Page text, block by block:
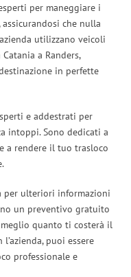
per maneggiare i
che nulla
utilizzano veicoli
a Randers,
in perfette
e addestrati per
intoppi. Sono dedicati a
a rendere il tuo trasloco
per ulteriori informazioni
un preventivo gratuito
quanto ti costerà il
puoi essere
professionale e